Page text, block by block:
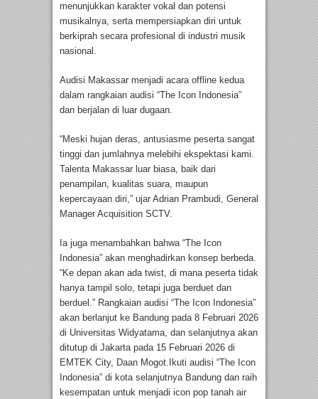
menunjukkan karakter vokal dan potensi
musikalnya, serta mempersiapkan diri untuk
berkiprah secara profesional di industri musik
nasional.
Audisi Makassar menjadi acara offline kedua
dalam rangkaian audisi “The Icon Indonesia”
dan berjalan di luar dugaan.
“Meski hujan deras, antusiasme peserta sangat
tinggi dan jumlahnya melebihi ekspektasi kami.
Talenta Makassar luar biasa, baik dari
penampilan, kualitas suara, maupun
kepercayaan diri,” ujar Adrian Prambudi, General
Manager Acquisition SCTV.
Ia juga menambahkan bahwa “The Icon
Indonesia” akan menghadirkan konsep berbeda.
“Ke depan akan ada twist, di mana peserta tidak
hanya tampil solo, tetapi juga berduet dan
berduel.” Rangkaian audisi “The Icon Indonesia”
akan berlanjut ke Bandung pada 8 Februari 2026
di Universitas Widyatama, dan selanjutnya akan
ditutup di Jakarta pada 15 Februari 2026 di
EMTEK City, Daan Mogot.Ikuti audisi “The Icon
Indonesia” di kota selanjutnya Bandung dan raih
kesempatan untuk menjadi icon pop tanah air